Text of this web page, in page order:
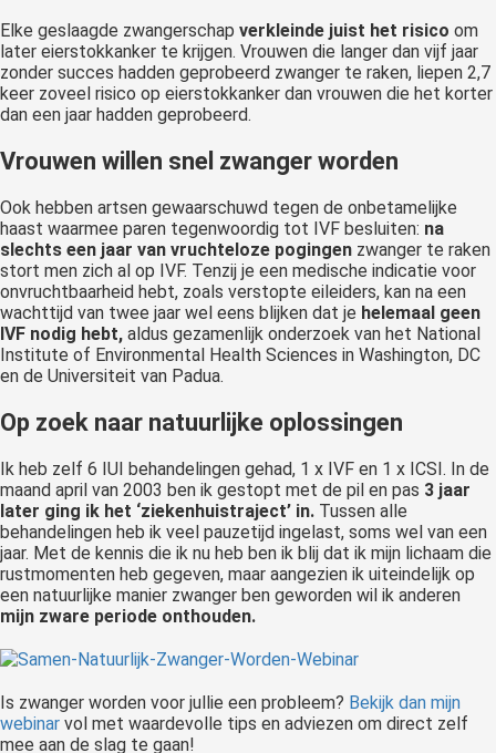
Elke geslaagde zwangerschap verkleinde juist het risico om
later eierstokkanker te krijgen. Vrouwen die langer dan vijf jaar
zonder succes hadden geprobeerd zwanger te raken, liepen 2,7
keer zoveel risico op eierstokkanker dan vrouwen die het korter
dan een jaar hadden geprobeerd.
Vrouwen willen snel zwanger worden
Ook hebben artsen gewaarschuwd tegen de onbetamelijke
haast waarmee paren tegenwoordig tot IVF besluiten: na
slechts een jaar van vruchteloze pogingen zwanger te raken
stort men zich al op IVF. Tenzij je een medische indicatie voor
onvruchtbaarheid hebt, zoals verstopte eileiders, kan na een
wachttijd van twee jaar wel eens blijken dat je helemaal geen
IVF nodig hebt, aldus gezamenlijk onderzoek van het National
Institute of Environmental Health Sciences in Washington, DC
en de Universiteit van Padua.
Op zoek naar natuurlijke oplossingen
Ik heb zelf 6 IUI behandelingen gehad, 1 x IVF en 1 x ICSI. In de
maand april van 2003 ben ik gestopt met de pil en pas 3 jaar
later ging ik het ‘ziekenhuistraject’ in. Tussen alle
behandelingen heb ik veel pauzetijd ingelast, soms wel van een
jaar. Met de kennis die ik nu heb ben ik blij dat ik mijn lichaam die
rustmomenten heb gegeven, maar aangezien ik uiteindelijk op
een natuurlijke manier zwanger ben geworden wil ik anderen
mijn zware periode onthouden.
Is zwanger worden voor jullie een probleem? Bekijk dan mijn
webinar vol met waardevolle tips en adviezen om direct zelf
mee aan de slag te gaan!